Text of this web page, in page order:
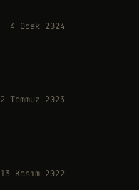
4 Ocak 2024
2 Temmuz 2023
13 Kasım 2022